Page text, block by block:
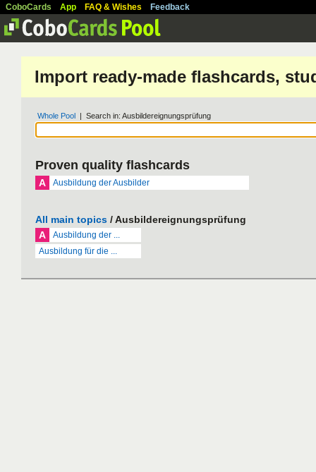
CoboCards App FAQ & Wishes Feedback
Import ready-made flashcards,
Whole Pool | Search in: Ausbildereignungsprüfung
Proven quality flashcards
A Ausbildung der Ausbilder
All main topics / Ausbildereignungsprüfung
A
Ausbildung der ...
Ausbildung für die ...